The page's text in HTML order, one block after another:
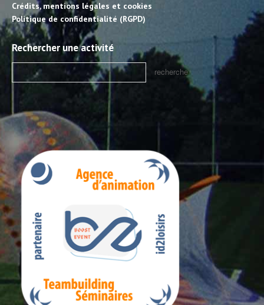
Crédits, mentions légales et cookies
Politique de confidentialité (RGPD)
Rechercher une activité